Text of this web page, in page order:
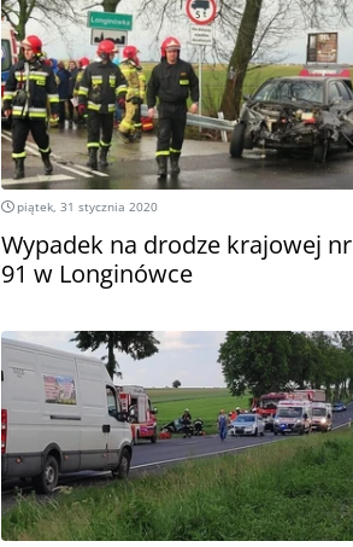
piątek, 31 stycznia 2020
Wypadek na drodze krajowej nr
91 w Longinówce